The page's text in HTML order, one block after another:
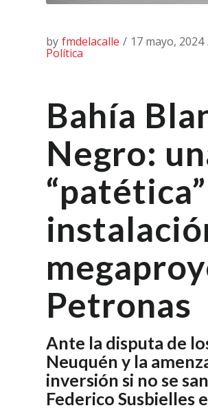
by fmdelacalle / 17 mayo, 2024
Política
Bahía
Negro:
Petronas
Ante la disputa de
Neuquén y la
inversión si no se
Federico Susbielles